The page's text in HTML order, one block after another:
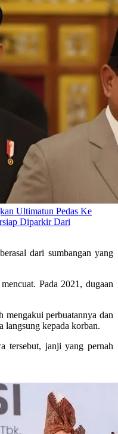
Ultimatun Pedas Ke
Diparkir Dari
dari sumbangan yang
Pada 2021, dugaan
perbuatannya dan
langsung kepada korban.
tersebut, janji yang pernah